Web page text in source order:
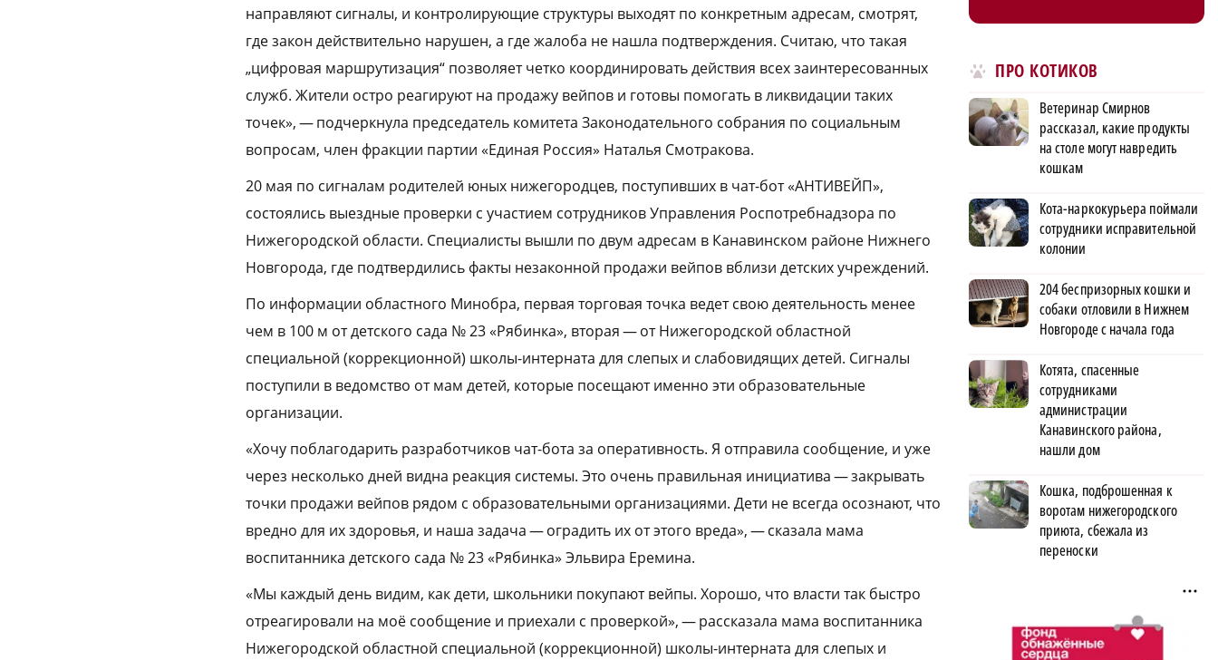
направляют сигналы, и контролирующие структуры выходят по конкретным адресам, смотрят,
где закон действительно нарушен, а где жалоба не нашла подтверждения. Считаю, что такая
„цифровая маршрутизация“ позволяет четко координировать действия всех заинтересованных
служб. Жители остро реагируют на продажу вейпов и готовы помогать в ликвидации таких
точек», — подчеркнула председатель комитета Законодательного собрания по социальным
вопросам, член фракции партии «Единая Россия» Наталья Смотракова.
20 мая по сигналам родителей юных нижегородцев, поступивших в чат-бот «АНТИВЕЙП»,
состоялись выездные проверки с участием сотрудников Управления Роспотребнадзора по
Нижегородской области. Специалисты вышли по двум адресам в Канавинском районе Нижнего
Новгорода, где подтвердились факты незаконной продажи вейпов вблизи детских учреждений.
По информации областного Минобра, первая торговая точка ведет свою деятельность менее
чем в 100 м от детского сада № 23 «Рябинка», вторая — от Нижегородской областной
специальной (коррекционной) школы-интерната для слепых и слабовидящих детей. Сигналы
поступили в ведомство от мам детей, которые посещают именно эти образовательные
организации.
«Хочу поблагодарить разработчиков чат-бота за оперативность. Я отправила сообщение, и уже
через несколько дней видна реакция системы. Это очень правильная инициатива — закрывать
точки продажи вейпов рядом с образовательными организациями. Дети не всегда осознают, что
вредно для их здоровья, и наша задача — оградить их от этого вреда», — сказала мама
воспитанника детского сада № 23 «Рябинка» Эльвира Еремина.
«Мы каждый день видим, как дети, школьники покупают вейпы. Хорошо, что власти так быстро
отреагировали на моё сообщение и приехали с проверкой», — рассказала мама воспитанника
Нижегородской областной специальной (коррекционной) школы-интерната для слепых и
ПРО КОТИКОВ
Ветеринар Смирнов
рассказал, какие продукты
на столе могут навредить
кошкам
Кота-наркокурьера поймали
сотрудники исправительной
колонии
204 беспризорных кошки и
собаки отловили в Нижнем
Новгороде с начала года
Котята, спасенные
сотрудниками
администрации
Канавинского района,
нашли дом
Кошка, подброшенная к
воротам нижегородского
приюта, сбежала из
переноски